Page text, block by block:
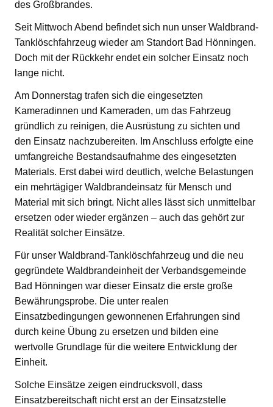
des Großbrandes.
Seit Mittwoch Abend befindet sich nun unser Waldbrand-
Tanklöschfahrzeug wieder am Standort Bad Hönningen.
Doch mit der Rückkehr endet ein solcher Einsatz noch
lange nicht.
Am Donnerstag trafen sich die eingesetzten
Kameradinnen und Kameraden, um das Fahrzeug
gründlich zu reinigen, die Ausrüstung zu sichten und
den Einsatz nachzubereiten. Im Anschluss erfolgte eine
umfangreiche Bestandsaufnahme des eingesetzten
Materials. Erst dabei wird deutlich, welche Belastungen
ein mehrtägiger Waldbrandeinsatz für Mensch und
Material mit sich bringt. Nicht alles lässt sich unmittelbar
ersetzen oder wieder ergänzen – auch das gehört zur
Realität solcher Einsätze.
Für unser Waldbrand-Tanklöschfahrzeug und die neu
gegründete Waldbrandeinheit der Verbandsgemeinde
Bad Hönningen war dieser Einsatz die erste große
Bewährungsprobe. Die unter realen
Einsatzbedingungen gewonnenen Erfahrungen sind
durch keine Übung zu ersetzen und bilden eine
wertvolle Grundlage für die weitere Entwicklung der
Einheit.
Solche Einsätze zeigen eindrucksvoll, dass
Einsatzbereitschaft nicht erst an der Einsatzstelle